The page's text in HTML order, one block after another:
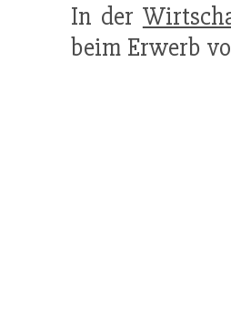
In der
beim Erwerb